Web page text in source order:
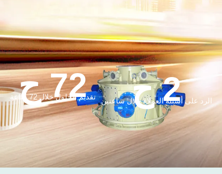
2 ح
الرد على أسئلة العملاء خلال ساعتين 72 ح
تقديم الحلول خلال 72 ساعة